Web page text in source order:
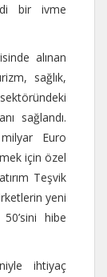
bir ivme
alınan
sağlık,
sağlandı.
Euro
için özel
Teşvik
yeni
50’sini hibe
ihtiyaç